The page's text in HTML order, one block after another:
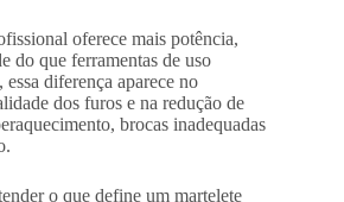
oferece mais potência,
do que ferramentas de uso
diferença aparece no
dos furos e na redução de
brocas inadequadas
o que define um martelete